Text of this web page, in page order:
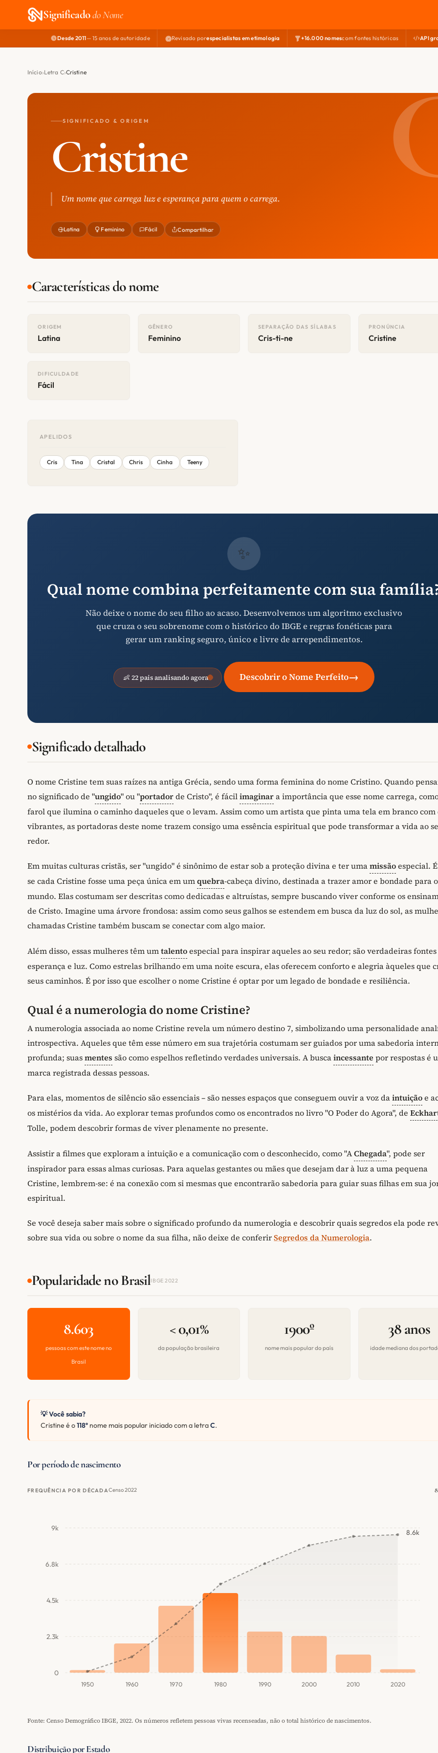
Significadodo Nome
Desde 2011— 15 anos de autoridade Revisado porespecialistas em etimologia +16.000 nomescom fontes históricas API
Início Letra C Cristine
SIGNIFICADO & ORIGEM
Cristine
Um nome que carrega luz e esperança para quem o carrega.
Latina Feminino Fácil Compartilhar
Características do nome
ORIGEM
Latina
GÊNERO
Feminino
SEPARAÇÃO DAS SÍLABAS
Cris-ti-ne
PRONÚNCIA
Cristine
DIFICULDADE
Fácil
APELIDOS
Cris Tina Cristal Chris Cinha Teeny
✨
Qual nome combina perfeitamente com sua
Não deixe o nome do seu filho ao acaso. Desenvolvemos um algoritmo exclusivo
que cruza o seu sobrenome com o histórico do IBGE e regras fonéticas para
gerar um ranking seguro, único e livre de arrependimentos.
👶 22 pais analisando agora Descobrir o Nome Perfeito→
Significado detalhado
O nome Cristine tem suas raízes na antiga Grécia, sendo uma forma feminina do nome Cristino. Quando
no significado de "ungido" ou "portadorde Cristo", é fácilimaginara importância que esse nome carrega,
farol que ilumina o caminho daqueles que o levam. Assim como um artista que pinta uma tela em branco com
vibrantes, as portadoras deste nome trazem consigo uma essência espiritual que pode transformar a vida ao
redor.
Em muitas culturas cristãs, ser "ungido" é sinônimo de estar sob a proteção divina e ter umamissãoespecial.
se cada Cristine fosse uma peça única em umquebra-cabeça divino, destinada a trazer amor e bondade para o
mundo. Elas costumam ser descritas como dedicadas e altruístas, sempre buscando viver conforme os
de Cristo. Imagine uma árvore frondosa: assim como seus galhos se estendem em busca da luz do sol, as
chamadas Cristine também buscam se conectar com algo maior.
Além disso, essas mulheres têm umtalentoespecial para inspirar aqueles ao seu redor; são verdadeiras fontes
esperança e luz. Como estrelas brilhando em uma noite escura, elas oferecem conforto e alegria àqueles que
seus caminhos. É por isso que escolher o nome Cristine é optar por um legado de bondade e resiliência.
Qual é a numerologia do nome Cristine?
A numerologia associada ao nome Cristine revela um número destino 7, simbolizando uma personalidade
introspectiva. Aqueles que têm esse número em sua trajetória costumam ser guiados por uma sabedoria
profunda; suasmentes são como espelhos refletindo verdades universais. A buscaincessante por respostas é
marca registrada dessas pessoas.
Para elas, momentos de silêncio são essenciais – são nesses espaços que conseguem ouvir a voz daintuiçãoe
os mistérios da vida. Ao explorar temas profundos como os encontrados no livro "O Poder do Agora", de
Tolle, podem descobrir formas de viver plenamente no presente.
Assistir a filmes que exploram a intuição e a comunicação com o desconhecido, como "AChegada", pode ser
inspirador para essas almas curiosas. Para aquelas gestantes ou mães que desejam dar à luz a uma pequena
Cristine, lembrem-se: é na conexão com si mesmas que encontrarão sabedoria para guiar suas filhas em sua
espiritual.
Se você deseja saber mais sobre o significado profundo da numerologia e descobrir quais segredos ela pode
sobre sua vida ou sobre o nome da sua filha, não deixe de conferirSegredos da Numerologia.
Popularidade no BrasilIBGE 2022
8.603
pessoas com este nome no
Brasil
< 0,01%
da população brasileira
1900º
nome mais popular do país
38 anos
idade mediana dos
💡 Você sabia?
Cristine é o118º nome mais popular iniciado com a letraC.
Por período de nascimento
FREQUÊNCIA POR DÉCADACenso 2022
0
2.3k
4.5k
6.8k
9k
1950 1960 1970 1980 1990 2000 2010 2020
8.6k
Fonte: Censo Demográfico IBGE, 2022. Os números refletem pessoas vivas recenseadas, não o total histórico de nascimentos.
Distribuição por Estado